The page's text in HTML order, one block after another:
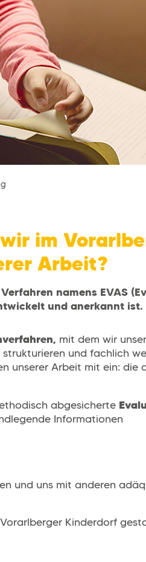
im
Arbeit?
namens EVAS
und anerkannt ist.
mit dem wir
und fachlich
unserer Arbeit mit ein: die
abgesicherte
Informationen
und uns mit anderen
Kinderdorf